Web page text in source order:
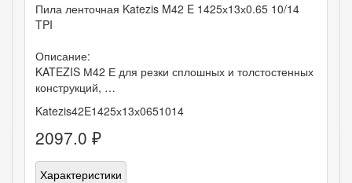
Пила ленточная Katezis M42 E 1425х13х0.65 10/14
TPI
Описание:
KATEZIS М42 Е для резки сплошных и толстостенных
конструкций, …
Katezis42E1425х13х0651014
2097.0 ₽
Характеристики